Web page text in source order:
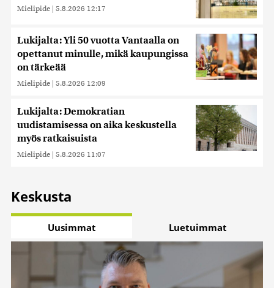
Mielipide | 5.8.2026 12:17
Lukijalta: Yli 50 vuotta Vantaalla on
opettanut minulle, mikä kaupungissa
on tärkeää
Mielipide | 5.8.2026 12:09
Lukijalta: Demokratian
uudistamisessa on aika keskustella
myös ratkaisuista
Mielipide | 5.8.2026 11:07
Keskusta
Uusimmat Luetuimmat